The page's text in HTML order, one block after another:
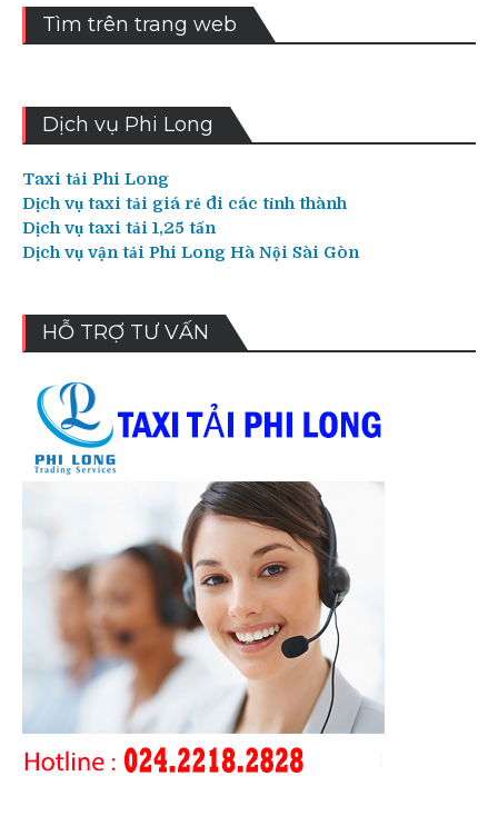
Tìm trên trang web
Dịch vụ Phi Long
Taxi tải Phi Long
Dịch vụ taxi tải giá rẻ đi các tỉnh thành
Dịch vụ taxi tải 1,25 tấn
Dịch vụ vận tải Phi Long Hà Nội Sài Gòn
HỖ TRỢ TƯ VẤN